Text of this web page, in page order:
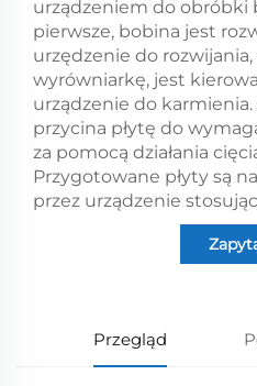
urządzeniem do obróbki
pierwsze, bobina jest
urzędzenie do
wyrówniarkę, jest
urządzenie do
przycina płytę do
za pomocą działania
Przygotowane płyty są
przez urządzenie
Przegląd